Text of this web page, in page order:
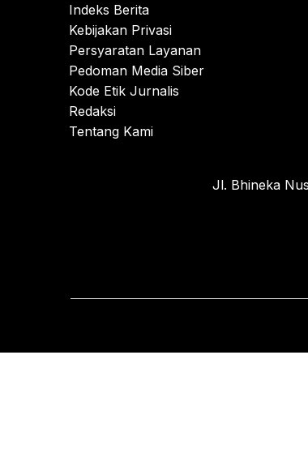
Indeks Berita
Kebijakan Privasi
Persyaratan Layanan
Pedoman Media Siber
Kode Etik Jurnalis
Redaksi
Tentang Kami
Jl. Bhineka